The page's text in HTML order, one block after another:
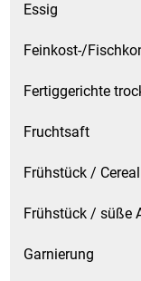
Essig
Feinkost-/
Fertiggerichte
Fruchtsaft
Frühstück /
Frühstück / süße
Garnierung